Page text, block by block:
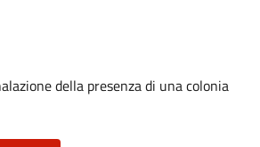
della presenza di una colonia